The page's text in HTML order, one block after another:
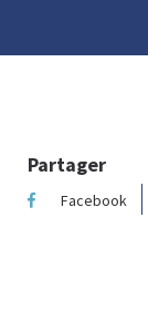
Partager
Facebook